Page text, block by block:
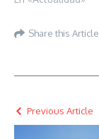
Share this Article
Previous Article